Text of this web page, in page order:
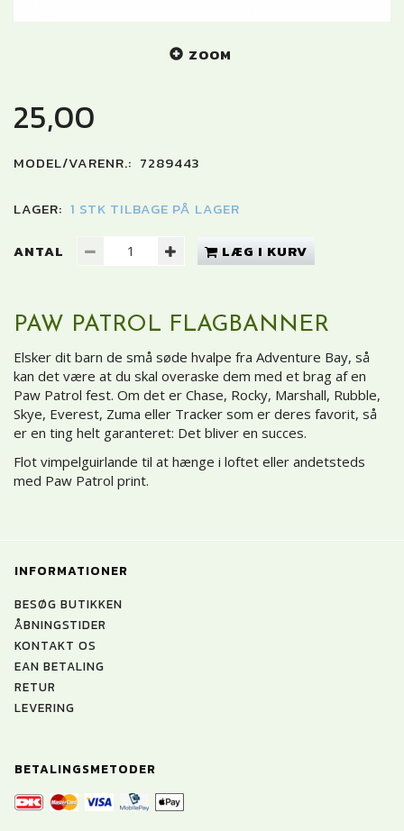
ZOOM
25,00
MODEL/VARENR.: 7289443
LAGER: 1 STK TILBAGE PÅ LAGER
ANTAL LÆG I KURV
PAW PATROL FLAGBANNER
Elsker dit barn de små søde hvalpe fra Adventure Bay, så
kan det være at du skal overaske dem med et brag af en
Paw Patrol fest. Om det er Chase, Rocky, Marshall, Rubble,
Skye, Everest, Zuma eller Tracker som er deres favorit, så
er en ting helt garanteret: Det bliver en succes.
Flot vimpelguirlande til at hænge i loftet eller andetsteds
med Paw Patrol print.
INFORMATIONER
BESØG BUTIKKEN
ÅBNINGSTIDER
KONTAKT OS
EAN BETALING
RETUR
LEVERING
BETALINGSMETODER